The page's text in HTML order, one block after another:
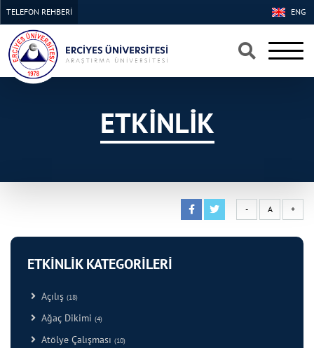
×
×
ENG
TELEFON REHBERİ
ETKİNLİK
- A +
ETKİNLİK KATEGORİLERİ
Açılış (18)
Ağaç Dikimi (4)
Atölye Çalışması (10)